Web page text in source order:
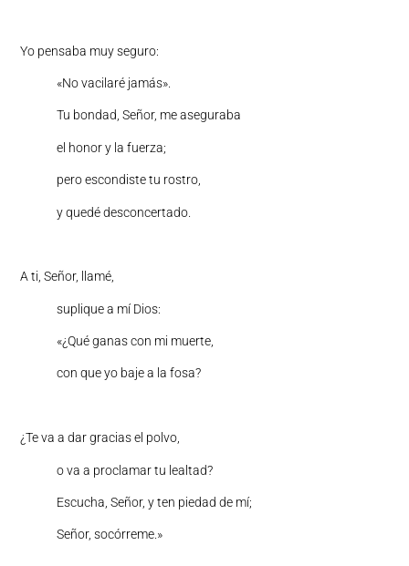
Yo pensaba muy seguro:
«No vacilaré jamás».
Tu bondad, Señor, me aseguraba
el honor y la fuerza;
pero escondiste tu rostro,
y quedé desconcertado.
A ti, Señor, llamé,
suplique a mí Dios:
«¿Qué ganas con mi muerte,
con que yo baje a la fosa?
¿Te va a dar gracias el polvo,
o va a proclamar tu lealtad?
Escucha, Señor, y ten piedad de mí;
Señor, socórreme.»